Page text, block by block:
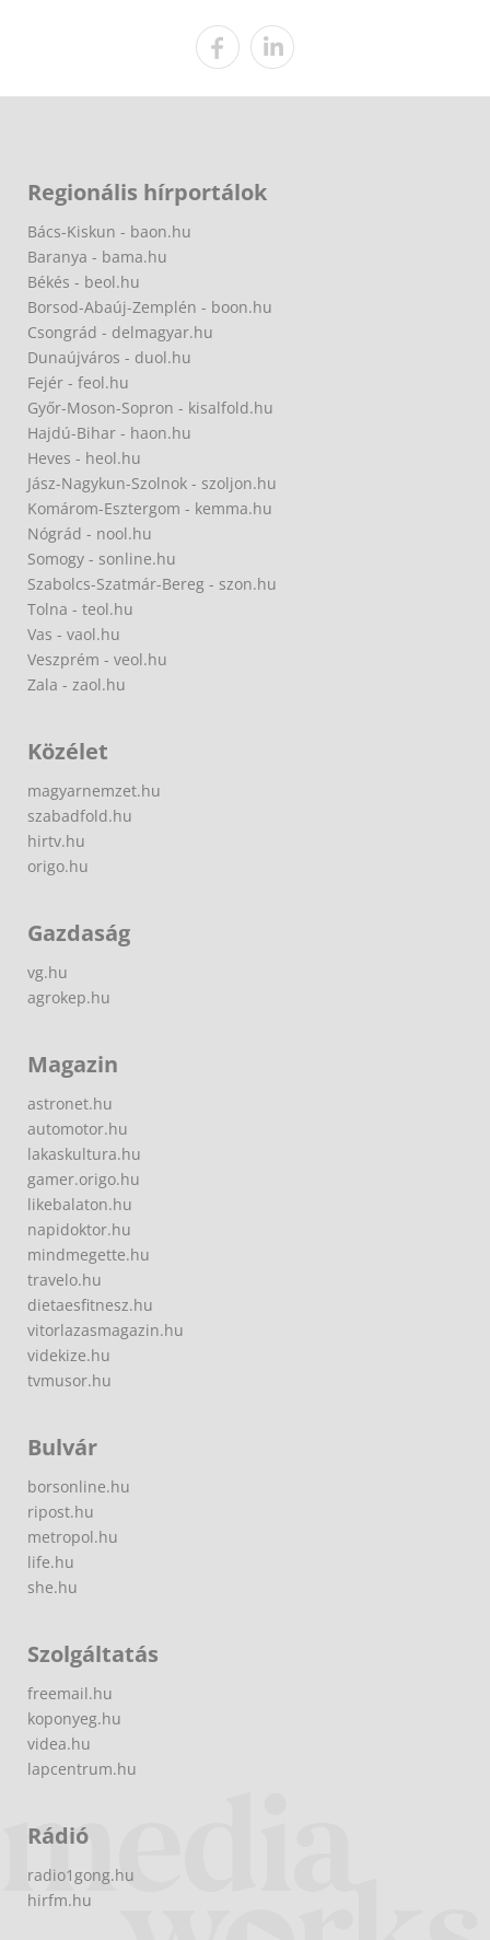
Regionális hírportálok
Bács-Kiskun - baon.hu
Baranya - bama.hu
Békés - beol.hu
Borsod-Abaúj-Zemplén - boon.hu
Csongrád - delmagyar.hu
Dunaújváros - duol.hu
Fejér - feol.hu
Győr-Moson-Sopron - kisalfold.hu
Hajdú-Bihar - haon.hu
Heves - heol.hu
Jász-Nagykun-Szolnok - szoljon.hu
Komárom-Esztergom - kemma.hu
Nógrád - nool.hu
Somogy - sonline.hu
Szabolcs-Szatmár-Bereg - szon.hu
Tolna - teol.hu
Vas - vaol.hu
Veszprém - veol.hu
Zala - zaol.hu
Közélet
magyarnemzet.hu
szabadfold.hu
hirtv.hu
origo.hu
Gazdaság
vg.hu
agrokep.hu
Magazin
astronet.hu
automotor.hu
lakaskultura.hu
gamer.origo.hu
likebalaton.hu
napidoktor.hu
mindmegette.hu
travelo.hu
dietaesfitnesz.hu
vitorlazasmagazin.hu
videkize.hu
tvmusor.hu
Bulvár
borsonline.hu
ripost.hu
metropol.hu
life.hu
she.hu
Szolgáltatás
freemail.hu
koponyeg.hu
videa.hu
lapcentrum.hu
Rádió
radio1gong.hu
hirfm.hu